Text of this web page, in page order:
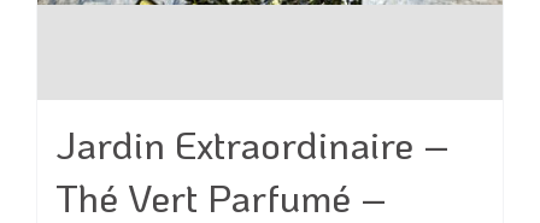
Jardin Extraordinaire –
Thé Vert Parfumé –